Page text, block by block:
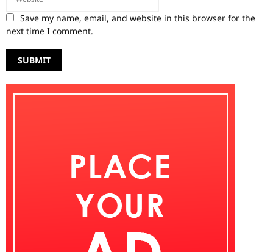
Save my name, email, and website in this browser for the
next time I comment.